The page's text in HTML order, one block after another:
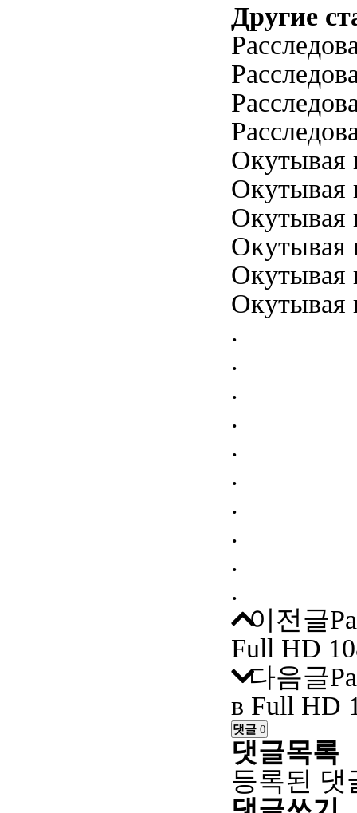
Другие
Окутывая
Окутывая
Окутывая
Окутывая
Окутывая
Окутывая
.
.
.
.
.
.
.
.
.
.
이전글
Full HD
다음글
в Full HD
댓글 0
댓글목록
등록된 댓